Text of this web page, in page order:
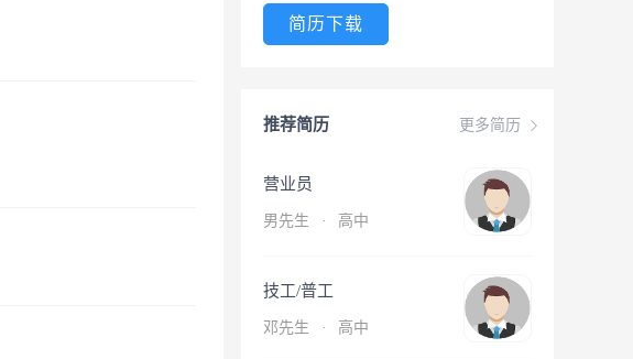
简历下载
更多简历
推荐简历
营业员
男先生 · 高中
技工/普工
邓先生 · 高中